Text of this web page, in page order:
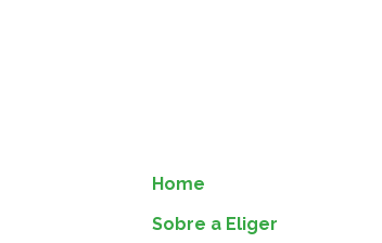
Home
Sobre a Eliger